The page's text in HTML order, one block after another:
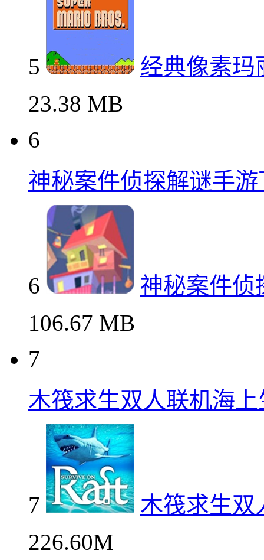
5
经典像素玛
23.38 MB
6
神秘案件侦探解谜手游
6
神秘案件侦
106.67 MB
7
木筏求生双人联机海
7
木筏求生双
226.60M